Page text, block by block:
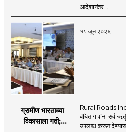
आदेशानंतर ..
१८ जून २०२६
ग्रामीण भारताच्या
विकासाला गती;
Rural Roads
वंचित गावांना सर्व
उपलब्ध करून